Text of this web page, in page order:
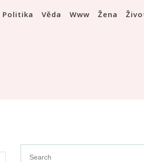
Politika Věda Www Žena